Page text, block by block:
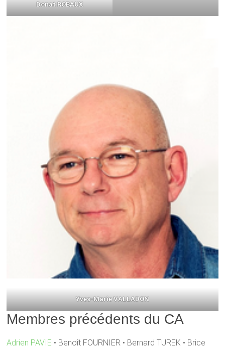
Donat ROBAUX
Yves-Marie VALLADON
Membres précédents du CA
Adrien PAVIE • Benoît FOURNIER • Bernard TUREK • Brice